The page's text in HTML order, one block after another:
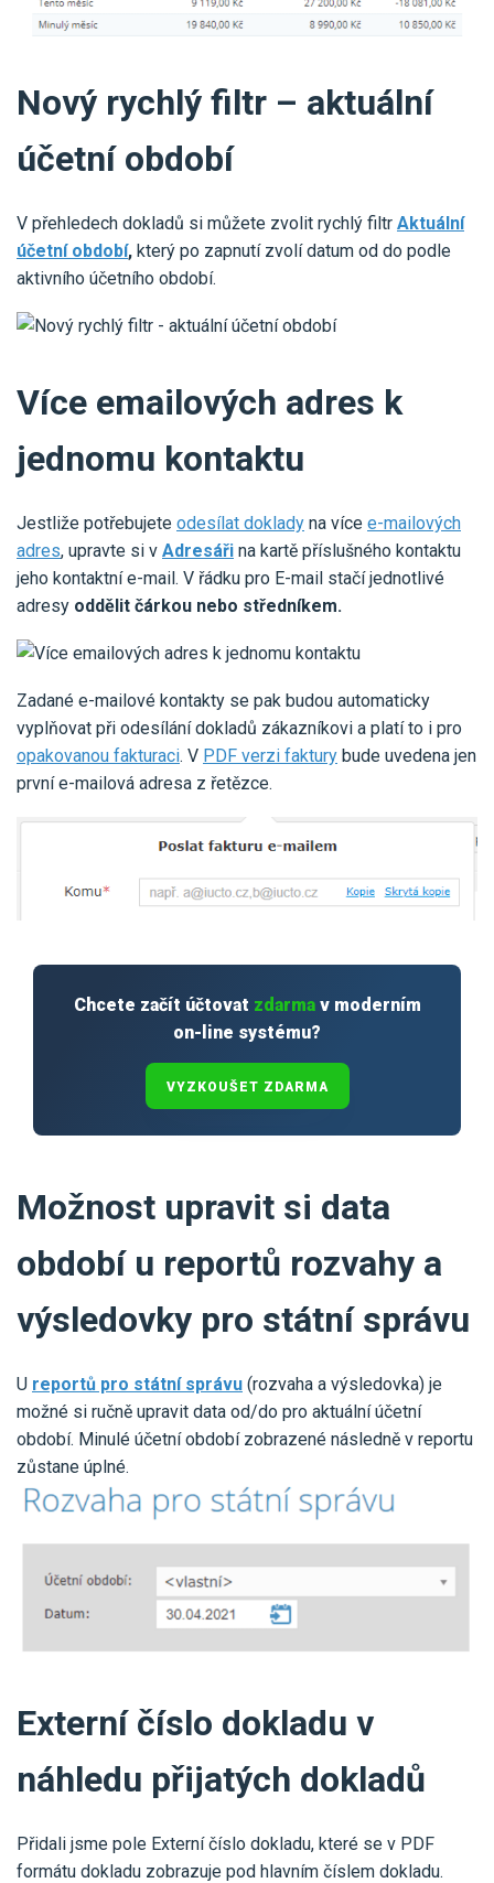
Nový rychlý filtr – aktuální
účetní období
V přehledech dokladů si můžete zvolit rychlý filtr Aktuální
účetní období, který po zapnutí zvolí datum od do podle
aktivního účetního období.
Více emailových adres k
jednomu kontaktu
Jestliže potřebujete odesílat doklady na více e-mailových
adres, upravte si v Adresáři na kartě příslušného kontaktu
jeho kontaktní e-mail. V řádku pro E-mail stačí jednotlivé
adresy oddělit čárkou nebo středníkem.
Zadané e-mailové kontakty se pak budou automaticky
vyplňovat při odesílání dokladů zákazníkovi a platí to i pro
opakovanou fakturaci. V PDF verzi faktury bude uvedena jen
první e-mailová adresa z řetězce.
Chcete začít účtovat zdarmav moderním
on-line systému?
VYZKOUŠET ZDARMA
Možnost upravit si data
období u reportů rozvahy a
výsledovky pro státní správu
U reportů pro státní správu (rozvaha a výsledovka) je
možné si ručně upravit data od/do pro aktuální účetní
období. Minulé účetní období zobrazené následně v reportu
zůstane úplné.
Externí číslo dokladu v
náhledu přijatých dokladů
Přidali jsme pole Externí číslo dokladu, které se v PDF
formátu dokladu zobrazuje pod hlavním číslem dokladu.